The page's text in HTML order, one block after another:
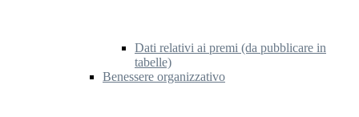
Dati relativi ai premi (da pubblicare in
tabelle)
Benessere organizzativo